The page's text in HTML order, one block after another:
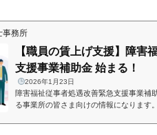
事務所
【職員の賃上げ支援】障害
支援事業補助金 始まる！
2026年1月23日
障害福祉従事者処遇改善緊急支援事業補
る事業所の皆さま向けの情報になります